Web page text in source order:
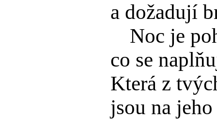
a dožadují
Noc je
co se
Která z
jsou na jeho